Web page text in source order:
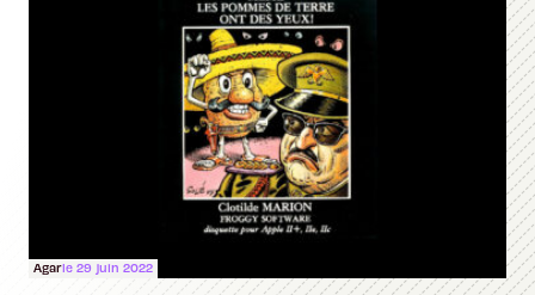
Agarle 29 juin 2022